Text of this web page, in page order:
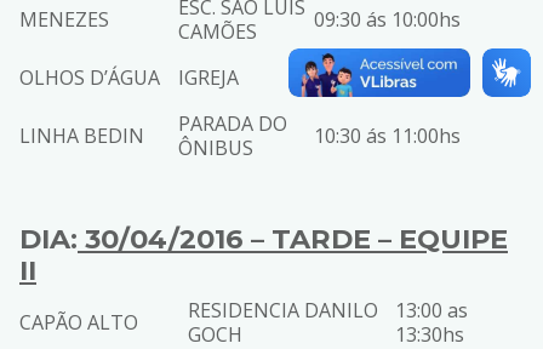
MENEZES
ESC. SÃO LUÍS
CAMÕES
09:30 ás 10:00hs
OLHOS D’ÁGUA IGREJA 10:00 ás 10:30hs
LINHA BEDIN
PARADA DO
ÔNIBUS
10:30 ás 11:00hs
DIA: 30/04/2016 – TARDE – EQUIPE
II
CAPÃO ALTO
RESIDENCIA DANILO
GOCH
13:00 as
13:30hs